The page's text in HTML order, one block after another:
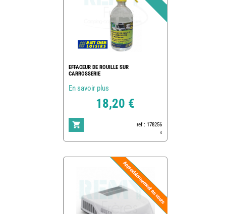
EFFACEUR DE ROUILLE SUR
CARROSSERIE
En savoir plus
18,20 €
ref : 178256
4